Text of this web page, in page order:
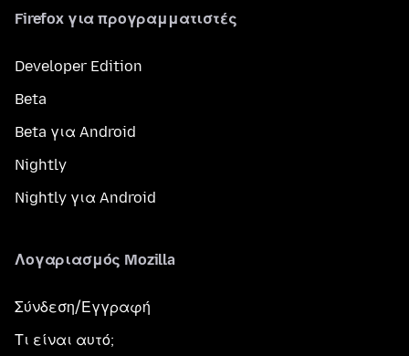
Firefox για προγραμματιστές
Developer Edition
Beta
Beta για Android
Nightly
Nightly για Android
Λογαριασμός Mozilla
Σύνδεση/Εγγραφή
Τι είναι αυτό;